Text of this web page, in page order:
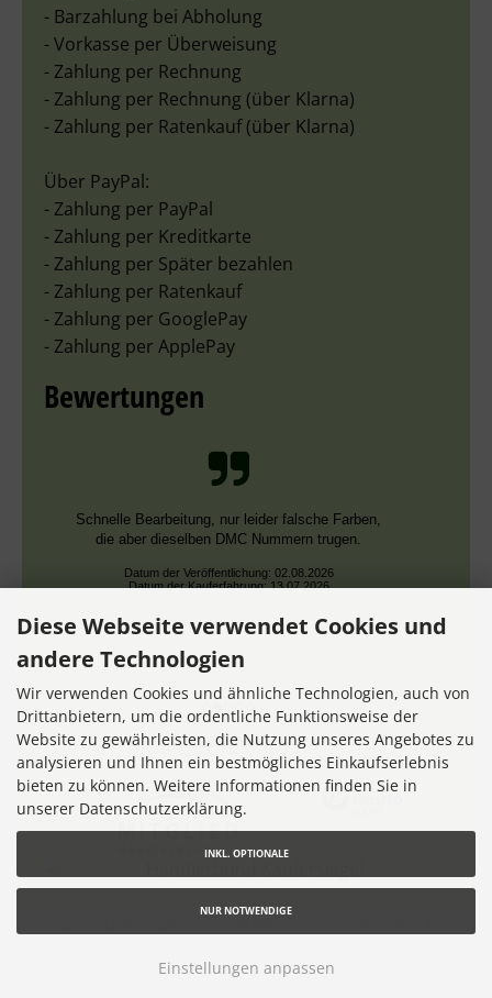
- Barzahlung bei Abholung
- Vorkasse per Überweisung
- Zahlung per Rechnung
- Zahlung per Rechnung (über Klarna)
- Zahlung per Ratenkauf (über Klarna)
Über PayPal:
- Zahlung per PayPal
- Zahlung per Kreditkarte
- Zahlung per Später bezahlen
- Zahlung per Ratenkauf
- Zahlung per GooglePay
- Zahlung per ApplePay
Bewertungen
Schnelle Bearbeitung, nur leider falsche Farben,
die aber dieselben DMC Nummern trugen.
Datum der Veröffentlichung: 02.08.2026
Datum der Kauferfahrung: 13.07.2026
7,355 Bewertungen
Diese Webseite verwendet Cookies und
andere Technologien
Wir verwenden Cookies und ähnliche Technologien, auch von
Drittanbietern, um die ordentliche Funktionsweise der
Website zu gewährleisten, die Nutzung unseres Angebotes zu
analysieren und Ihnen ein bestmögliches Einkaufserlebnis
bieten zu können. Weitere Informationen finden Sie in
unserer Datenschutzerklärung.
INKL. OPTIONALE
NUR NOTWENDIGE
Einstellungen anpassen